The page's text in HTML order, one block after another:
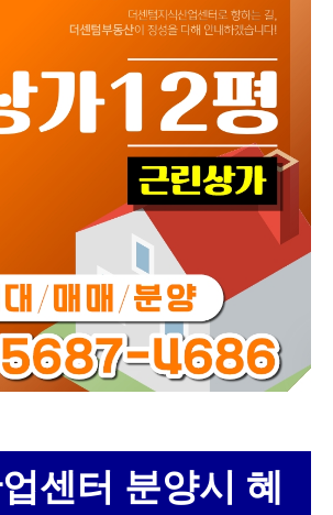
센터 분양시 혜